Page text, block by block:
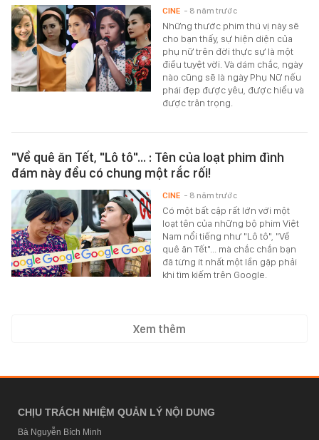
Những thước phim thú vị này sẽ
cho bạn thấy, sự hiện diện của
phụ nữ trên đời thực sự là một
điều tuyệt vời. Và dám chắc, ngày
nào cũng sẽ là ngày Phụ Nữ nếu
phái đẹp được yêu, được hiểu và
được trân trọng.
CINE - 8 năm trước
"Về quê ăn Tết, "Lô tô"... : Tên của loạt phim đình
đám này đều có chung một rắc rối!
Có một bất cập rất lớn với một
loạt tên của những bộ phim Việt
Nam nổi tiếng như "Lô tô", "Về
quê ăn Tết"... mà chắc chắn bạn
đã từng ít nhất một lần gặp phải
khi tìm kiếm trên Google.
CINE - 8 năm trước
Xem thêm
CHỊU TRÁCH NHIỆM QUẢN LÝ NỘI DUNG
Bà Nguyễn Bích Minh